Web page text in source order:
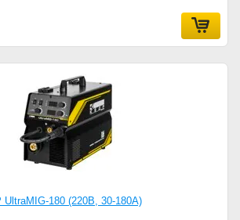
180 (220В, 30-180А)